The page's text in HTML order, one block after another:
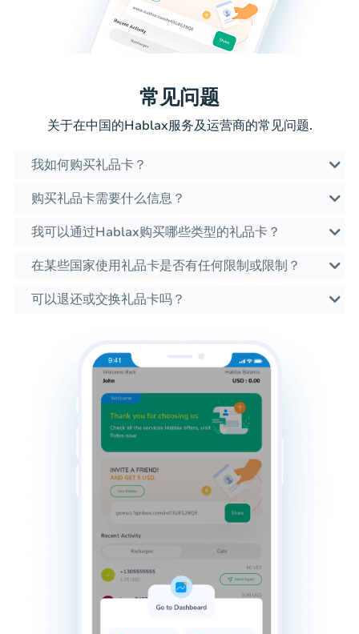
常见问题
关于在中国的Hablax服务及运营商的常见问题.
我如何购买礼品卡？
购买礼品卡需要什么信息？
我可以通过Hablax购买哪些类型的礼品卡？
在某些国家使用礼品卡是否有任何限制或限制？
可以退还或交换礼品卡吗？